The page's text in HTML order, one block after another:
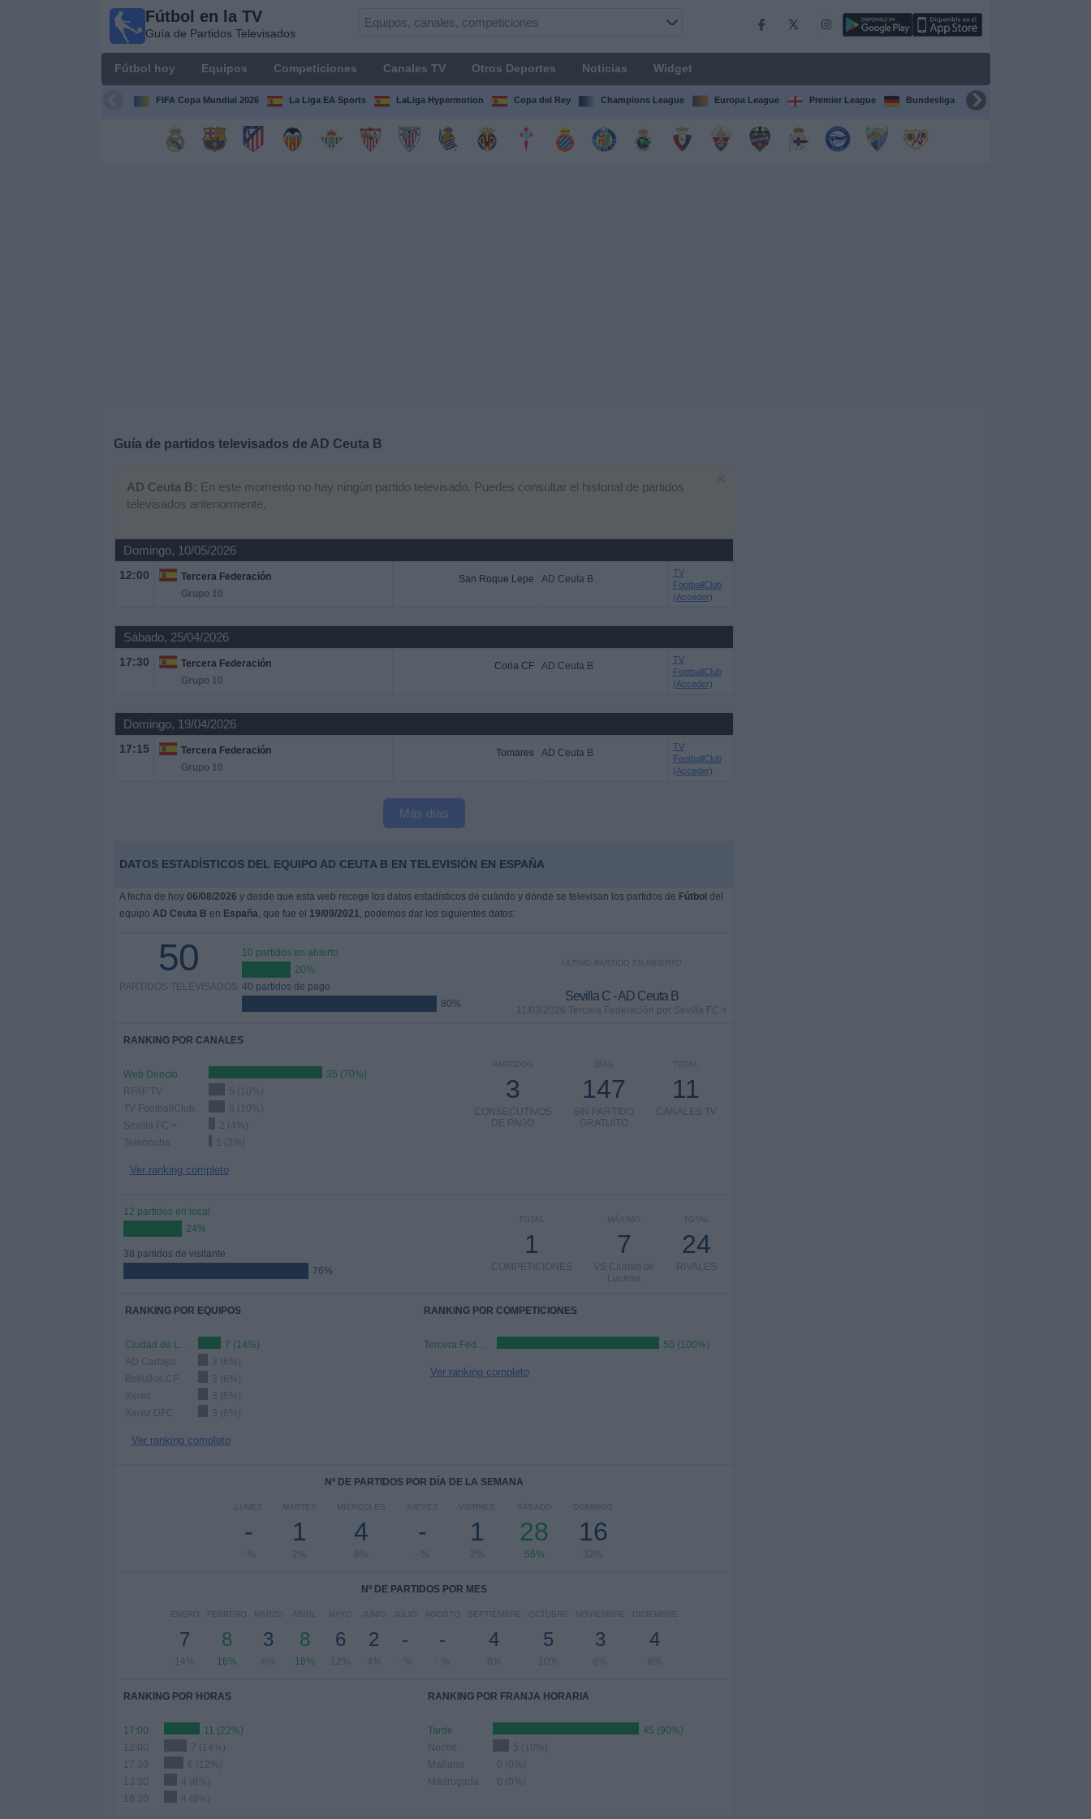
Fútbol en la TV
Guía de Partidos Televisados
Fútbol hoy Equipos Competiciones Canales TV Otros Deportes Noticias Widget
FIFA Copa Mundial 2026 La Liga EA Sports LaLiga Hypermotion Copa del Rey Champions League Europa League Premier League Bundesliga Supercopa de España
Guía de partidos televisados de AD Ceuta B
AD Ceuta B: En este momento no hay ningún partido televisado. Puedes consultar el historial de partidos
televisados anteriormente.
Domingo, 10/05/2026
12:00
Tercera Federación
Grupo 10
San Roque Lepe AD Ceuta B
TV
FootballClub
(Acceder)
Sábado, 25/04/2026
17:30
Tercera Federación
Grupo 10
Coria CF AD Ceuta B
TV
FootballClub
(Acceder)
Domingo, 19/04/2026
17:15
Tercera Federación
Grupo 10
Tomares AD Ceuta B
TV
FootballClub
(Acceder)
Más días
DATOS ESTADÍSTICOS DEL EQUIPO AD CEUTA B EN TELEVISIÓN EN ESPAÑA
A fecha de hoy 06/08/2026 y desde que esta web recoge los datos estadísticos de cuándo y dónde se televisan los partidos de Fútbol del
equipo AD Ceuta B en España, que fue el 19/09/2021, podemos dar los siguientes datos:
50
PARTIDOS TELEVISADOS
10 partidos en abierto
20%
40 partidos de pago
80%
ÚLTIMO PARTIDO EN ABIERTO
Sevilla C - AD Ceuta B
11/03/2026 Tercera Federación por Sevilla FC +
RANKING POR CANALES
Web Directo
35 (70%)
RFAF TV
5 (10%)
TV FootballClub
5 (10%)
Sevilla FC +
2 (4%)
Teleonuba
1 (2%)
Ver ranking completo
TOTAL
11
CANALES TV
DÍAS
147
SIN PARTIDO
GRATUÍTO
PARTIDOS
3
CONSECUTIVOS
DE PAGO
12 partidos en local
24%
38 partidos de visitante
76%
TOTAL
24
RIVALES
MÁXIMO
7
VS Ciudad de
Lucena
TOTAL
1
COMPETICIONES
RANKING POR EQUIPOS
Ciudad de Lucena
7 (14%)
AD Cartaya
3 (6%)
Bollullos CF
3 (6%)
Xerez
3 (6%)
Xerez DFC
3 (6%)
Ver ranking completo
RANKING POR COMPETICIONES
Tercera Federación 50 (100%)
Ver ranking completo
Nº DE PARTIDOS POR DÍA DE LA SEMANA
LUNES
-
- %
MARTES
1
2%
MIÉRCOLES
4
8%
JUEVES
-
- %
VIERNES
1
2%
SÁBADO
28
56%
DOMINGO
16
32%
Nº DE PARTIDOS POR MES
ENERO
7
14%
FEBRERO
8
16%
MARZO
3
6%
ABRIL
8
16%
MAYO
6
12%
JUNIO
2
4%
JULIO
-
- %
AGOSTO
-
- %
SEPTIEMBRE
4
8%
OCTUBRE
5
10%
NOVIEMBRE
3
6%
DICIEMBRE
4
8%
RANKING POR HORAS
17:00
11 (22%)
12:00
7 (14%)
17:30
6 (12%)
13:30
4 (8%)
16:30
4 (8%)
RANKING POR FRANJA HORARIA
Tarde
45 (90%)
Noche
5 (10%)
Mañana
0 (0%)
Madrugada
0 (0%)